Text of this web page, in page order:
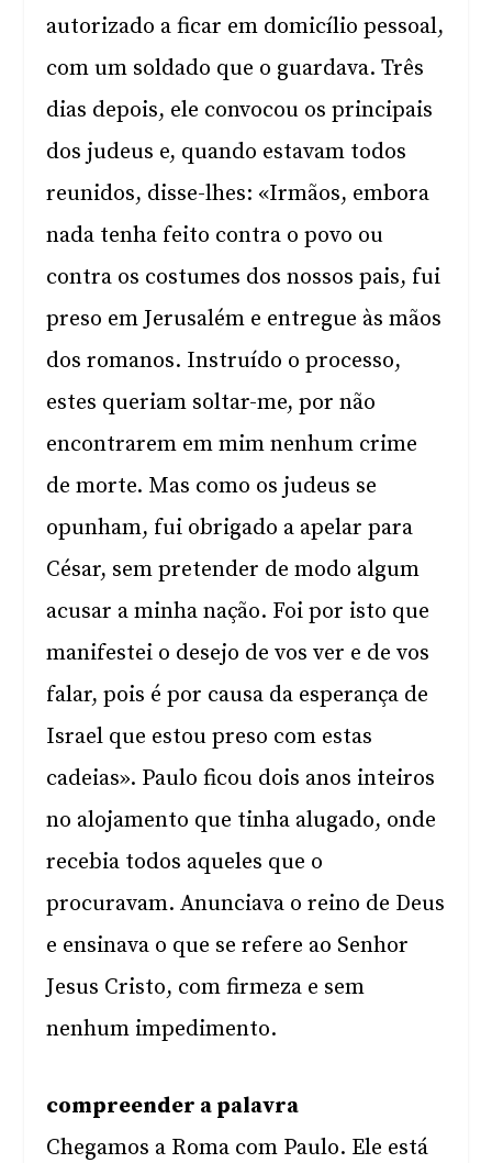
autorizado a ficar em domicílio pessoal,
com um soldado que o guardava. Três
dias depois, ele convocou os principais
dos judeus e, quando estavam todos
reunidos, disse-lhes: «Irmãos, embora
nada tenha feito contra o povo ou
contra os costumes dos nossos pais, fui
preso em Jerusalém e entregue às mãos
dos romanos. Instruído o processo,
estes queriam soltar-me, por não
encontrarem em mim nenhum crime
de morte. Mas como os judeus se
opunham, fui obrigado a apelar para
César, sem pretender de modo algum
acusar a minha nação. Foi por isto que
manifestei o desejo de vos ver e de vos
falar, pois é por causa da esperança de
Israel que estou preso com estas
cadeias». Paulo ficou dois anos inteiros
no alojamento que tinha alugado, onde
recebia todos aqueles que o
procuravam. Anunciava o reino de Deus
e ensinava o que se refere ao Senhor
Jesus Cristo, com firmeza e sem
nenhum impedimento.
compreender a palavra
Chegamos a Roma com Paulo. Ele está